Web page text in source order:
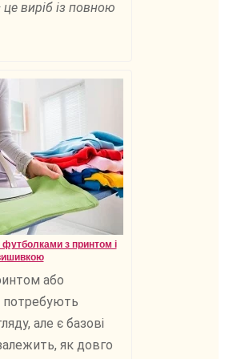
виріб із повною
з принтом і
або
але є базові
як довго